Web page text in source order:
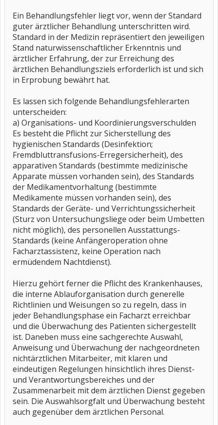
Ein Behandlungsfehler liegt vor, wenn der Standard
guter ärztlicher Behandlung unterschritten wird.
Standard in der Medizin repräsentiert den jeweiligen
Stand naturwissenschaftlicher Erkenntnis und
ärztlicher Erfahrung, der zur Erreichung des
ärztlichen Behandlungsziels erforderlich ist und sich
in Erprobung bewährt hat.
Es lassen sich folgende Behandlungsfehlerarten
unterscheiden:
a) Organisations- und Koordinierungsverschulden
Es besteht die Pflicht zur Sicherstellung des
hygienischen Standards (Desinfektion;
Fremdbluttransfusions-Erregersicherheit), des
apparativen Standards (bestimmte medizinische
Apparate müssen vorhanden sein), des Standards
der Medikamentvorhaltung (bestimmte
Medikamente müssen vorhanden sein), des
Standards der Geräte- und Verrichtungssicherheit
(Sturz von Untersuchungsliege oder beim Umbetten
nicht möglich), des personellen Ausstattungs-
Standards (keine Anfängeroperation ohne
Facharztassistenz, keine Operation nach
ermüdendem Nachtdienst).
Hierzu gehört ferner die Pflicht des Krankenhauses,
die interne Ablauforganisation durch generelle
Richtlinien und Weisungen so zu regeln, dass in
jeder Behandlungsphase ein Facharzt erreichbar
und die Überwachung des Patienten sichergestellt
ist. Daneben muss eine sachgerechte Auswahl,
Anweisung und Überwachung der nachgeordneten
nichtärztlichen Mitarbeiter, mit klaren und
eindeutigen Regelungen hinsichtlich ihres Dienst-
und Verantwortungsbereiches und der
Zusammenarbeit mit dem ärztlichen Dienst gegeben
sein. Die Auswahlsorgfalt und Überwachung besteht
auch gegenüber dem ärztlichen Personal.